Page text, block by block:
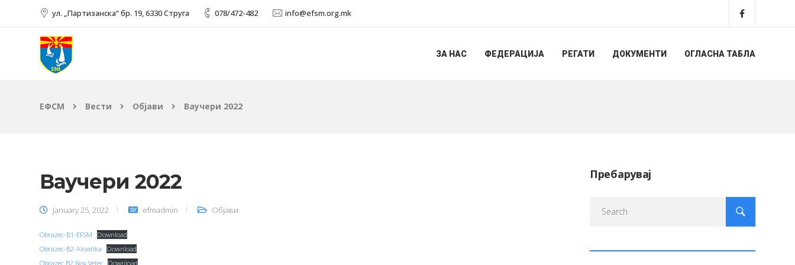
ул. „Партизанска“ бр. 19, 6330 Струга 078/472-482 info@efsm.org.mk
ЗА НАС ФЕДЕРАЦИЈА РЕГАТИ ДОКУМЕНТИ ОГЛАСНА ТАБЛА
ЕФСМ Вести Објави Ваучери 2022
Ваучери 2022
January 25, 2022 efmadmin Објави
Obrazec-B1-EFSM
Download
Obrazec-B2-Akvatika
Download
Obrazec B2 Nov Veter Download
Пребарувај